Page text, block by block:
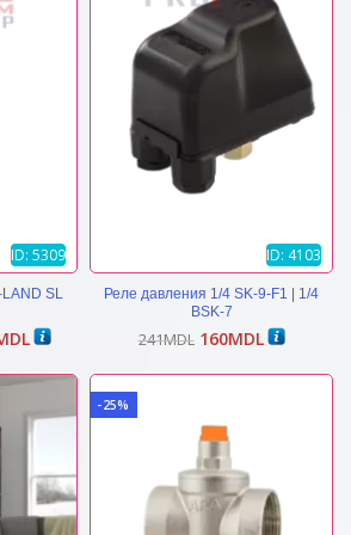
ID: 5309
SL
Текущая
12.328MDL.
ID: 4103
Реле давления 1/4 SK-9-F1 | 1/4
BSK-7
241MDL Первоначальная
составляла
160MDLТекущая
160MDL.
-25%